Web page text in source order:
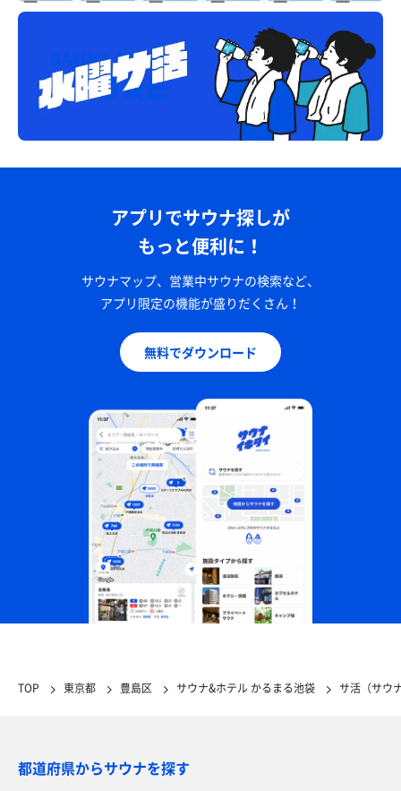
アプリでサウナ探しが
もっと便利に！
サウナマップ、営業中サウナの検索など、
アプリ限定の機能が盛りだくさん！
無料でダウンロード
TOP 東京都 豊島区 サウナ&ホテル かるまる池袋 サ活（サウ
都道府県からサウナを探す